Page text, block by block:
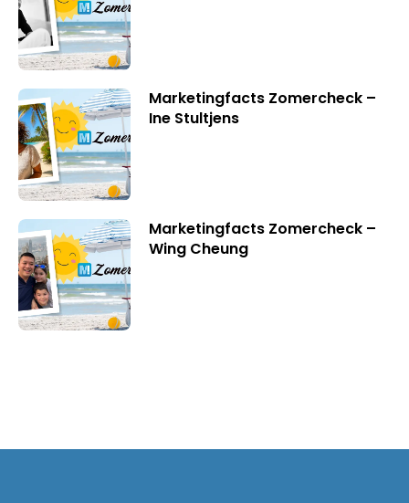
Marketingfacts Zomercheck –
Ine Stultjens
Marketingfacts Zomercheck –
Wing Cheung